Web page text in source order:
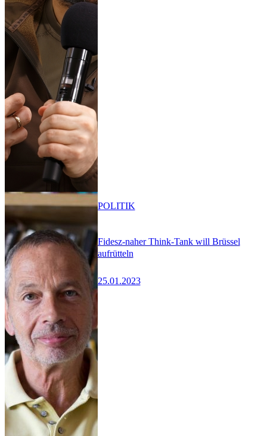
Fidesz-naher Think-Tank will Brüssel
aufrütteln
25.01.2023
POLITIK